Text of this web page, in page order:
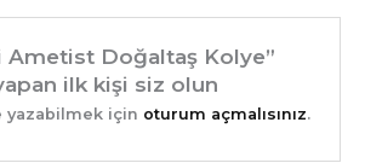
Ametist Doğaltaş Kolye”
ilk kişi siz olun
yazabilmek için oturum açmalısınız.